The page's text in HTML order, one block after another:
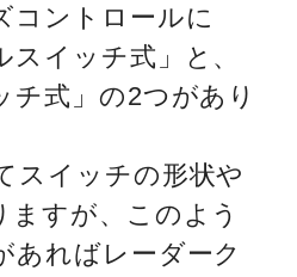
コントロールに
イッチ式」と、
式」の2つがあり
スイッチの形状や
ますが、このよう
あればレーダーク